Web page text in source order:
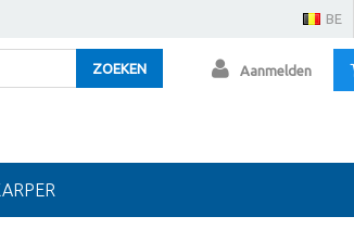
BE
Aanmelden
ZOEKEN